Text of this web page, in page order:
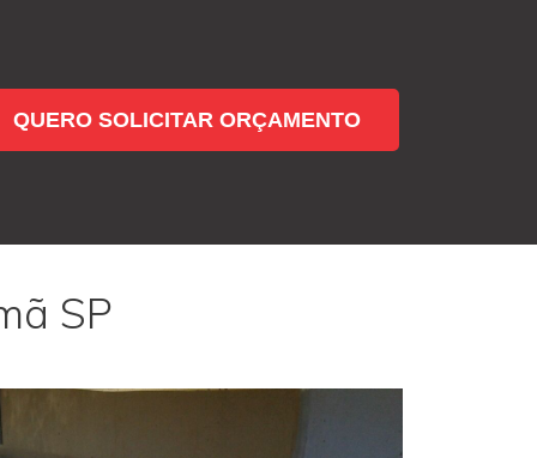
QUERO SOLICITAR ORÇAMENTO
SP